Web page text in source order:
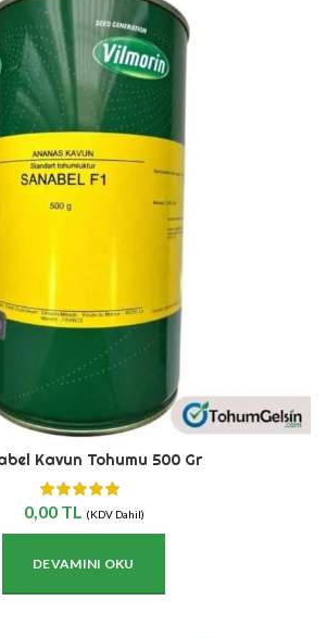
Kavun Tohumu 500 Gr
0,00TL (KDV Dahil)
DEVAMINI OKU